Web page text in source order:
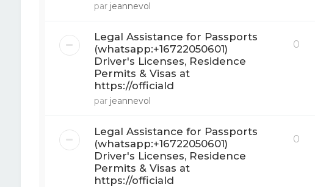
par jeannevol
Legal Assistance for Passports
(whatsapp:+16722050601)
Driver's Licenses, Residence
Permits & Visas at
https://officiald
par jeannevol
0
Legal Assistance for Passports
(whatsapp:+16722050601)
Driver's Licenses, Residence
Permits & Visas at
https://officiald
0